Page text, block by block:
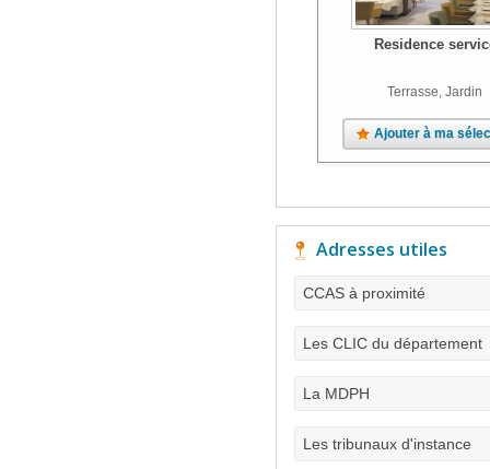
Residence
Terrasse, Jardin
Ajouter à ma
Adresses utiles
CCAS à proximité
Les CLIC du département
La MDPH
Les tribunaux d'instance